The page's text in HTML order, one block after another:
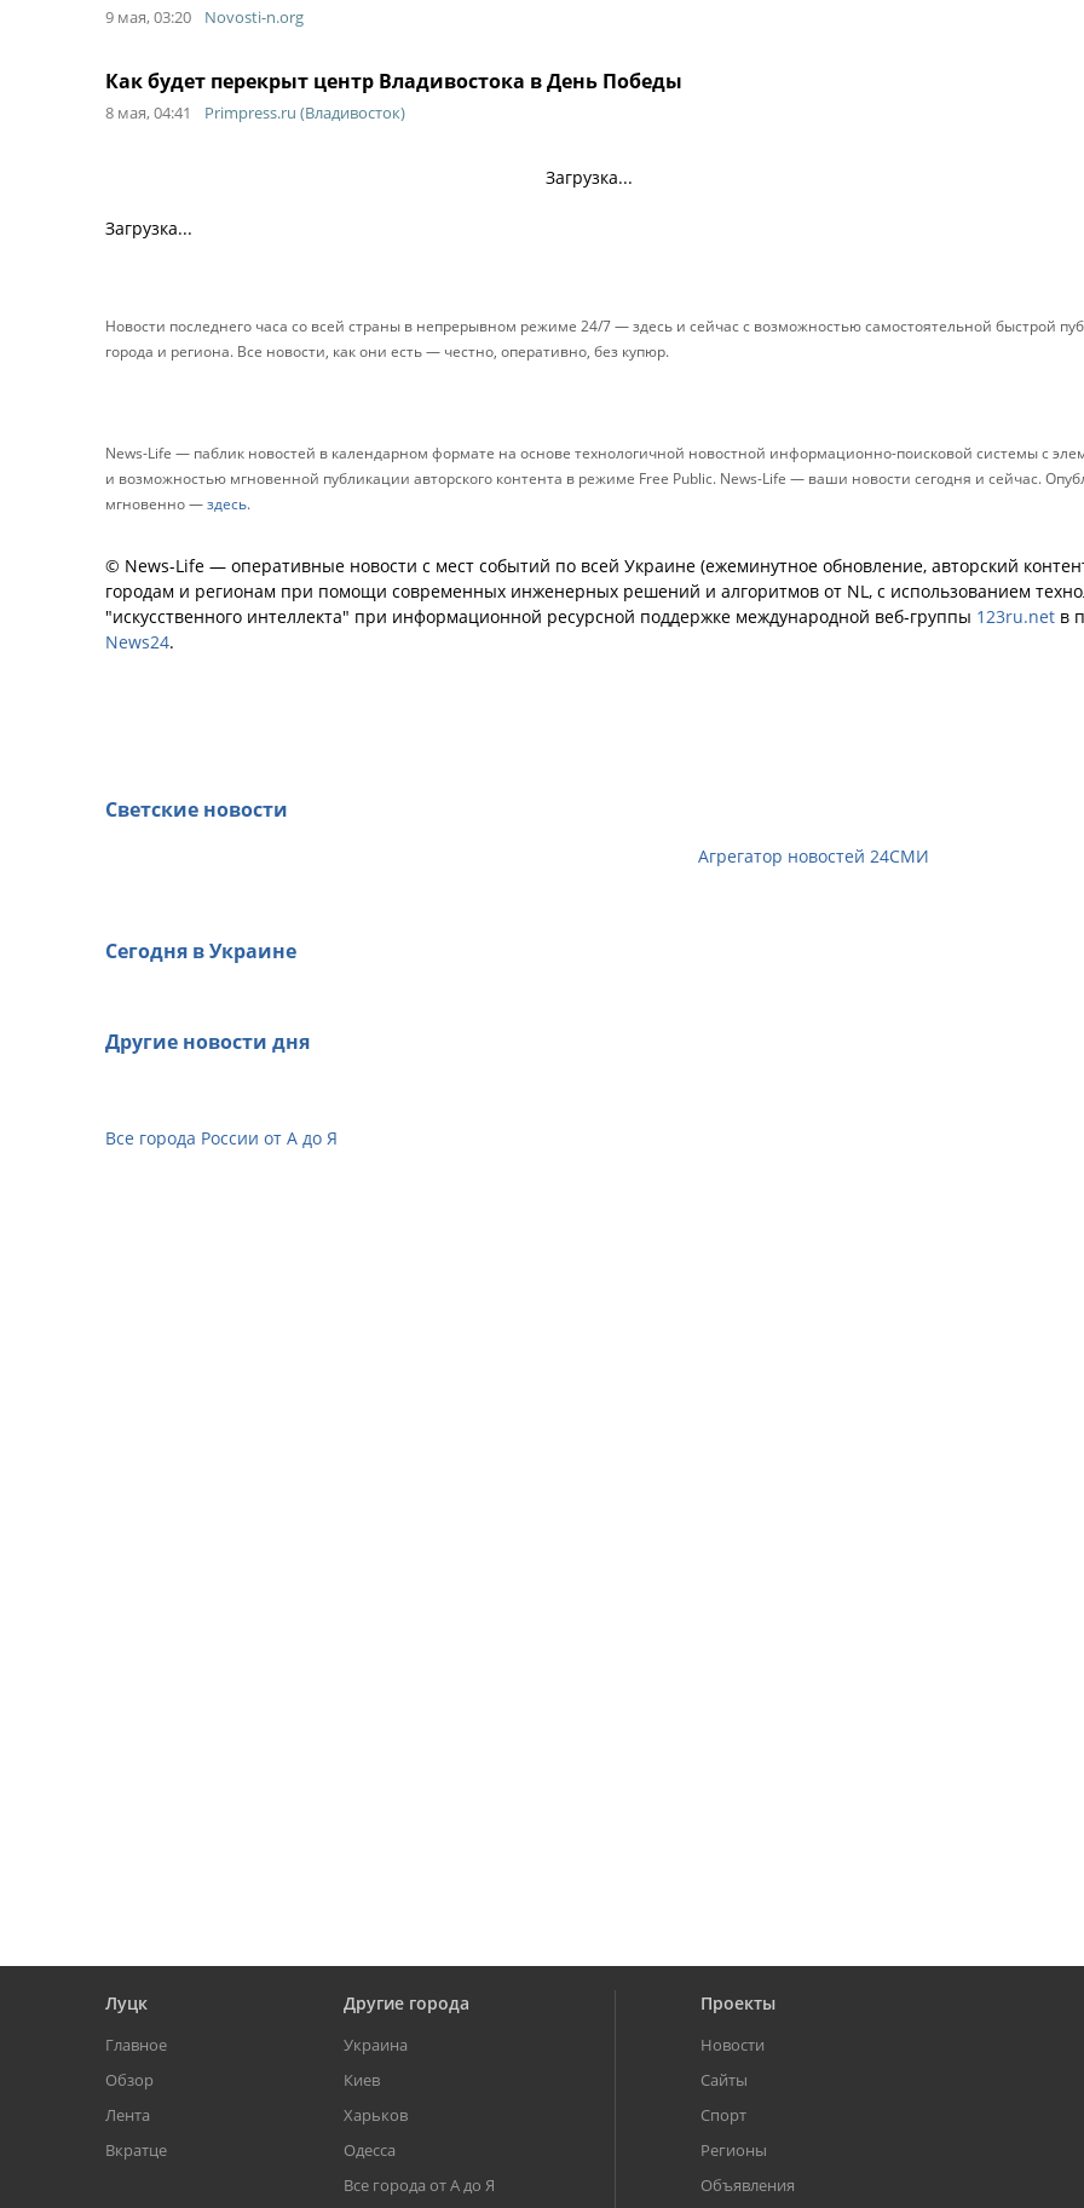
9 мая, 03:20 Novosti-n.org
Как будет перекрыт центр Владивостока в День Победы
8 мая, 04:41 Primpress.ru (Владивосток)
Загрузка...
Загрузка...
Новости последнего часа со всей страны в непрерывном режиме 24/7 — здесь и сейчас с возможностью самостоятельной быстрой
города и региона. Все новости, как они есть — честно, оперативно, без купюр.
News-Life — паблик новостей в календарном формате на основе технологичной новостной информационно-поисковой системы с
и возможностью мгновенной публикации авторского контента в режиме Free Public. News-Life — ваши новости сегодня и сейчас.
мгновенно —здесь.
© News-Life — оперативные новости с мест событий по всей Украине (ежеминутное обновление, авторский
городам и регионам при помощи современных инженерных решений и алгоритмов от NL, с использованием
"искусственного интеллекта" при информационной ресурсной поддержке международной веб-группы 123ru.net в
News24.
Светские новости
Агрегатор новостей 24СМИ
Сегодня в Украине
Другие новости дня
Все города России от А до Я
Луцк
Главное
Обзор
Лента
Вкратце
Другие города
Украина
Киев
Харьков
Одесса
Все города от А до Я
Проекты
Новости
Сайты
Спорт
Регионы
Объявления